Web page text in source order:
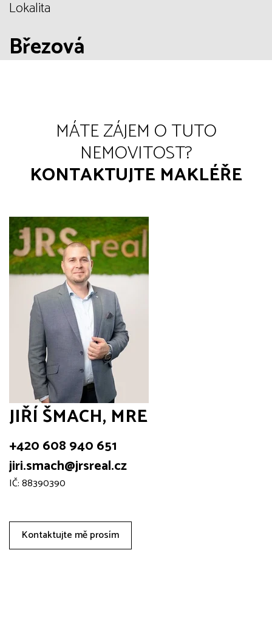
Lokalita
Březová
MÁTE ZÁJEM O TUTO
NEMOVITOST?
KONTAKTUJTE MAKLÉŘE
JIŘÍ ŠMACH, MRE
+420 608 940 651
jiri.smach@jrsreal.cz
IČ: 88390390
Kontaktujte mě prosím